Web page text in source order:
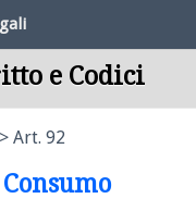
e Codici
Art. 92